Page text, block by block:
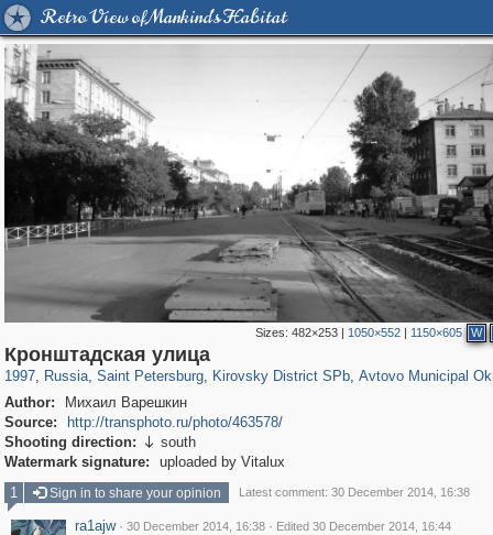
Retro View of Mankind's Habitat
Sizes: 482×253| 1050×552| 1150×605 W
Кронштадская улица
1997, Russia
1,407,406 29,248
, Saint Petersburg
197,269 5,714
, Kirovsky District SPb
5,975
, Avtovo Municipal
Author:
Михаил Варешкин
Source:
http://transphoto.ru/photo/463578/
Shooting direction:  south
Watermark signature:
uploaded by Vitalux
1
Sign in to share your opinion Latest comment: 30 December 2014, 16:38
ra1ajw · 30 December 2014, 16:38 · Edited 30 December 2014, 16:44